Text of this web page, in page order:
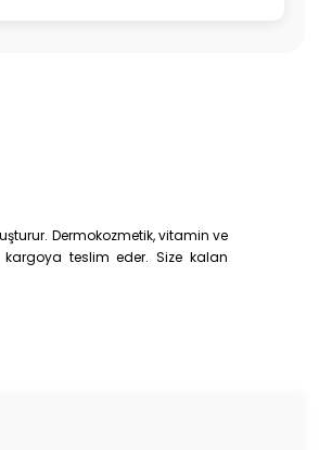
Dermokozmetik, vitamin ve
kargoya teslim eder. Size kalan